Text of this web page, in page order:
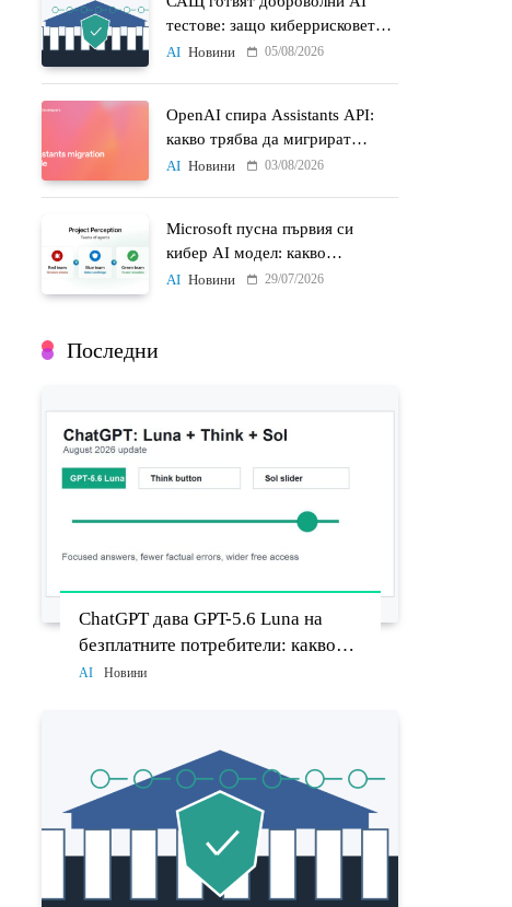
тестове: защо киберрисковете
на моделите стават
AI Новини 05/08/2026
OpenAI спира Assistants API:
какво трябва да мигрират
разработчиците до 26 август
AI Новини 03/08/2026
Microsoft пусна първия си
кибер AI модел: какво
променят MAI-Cyber-1-Flash и
AI Новини 29/07/2026
Последни
ChatGPT дава GPT-5.6 Luna на
безплатните потребители: какво
променят Think бутонът и новият
AI Новини